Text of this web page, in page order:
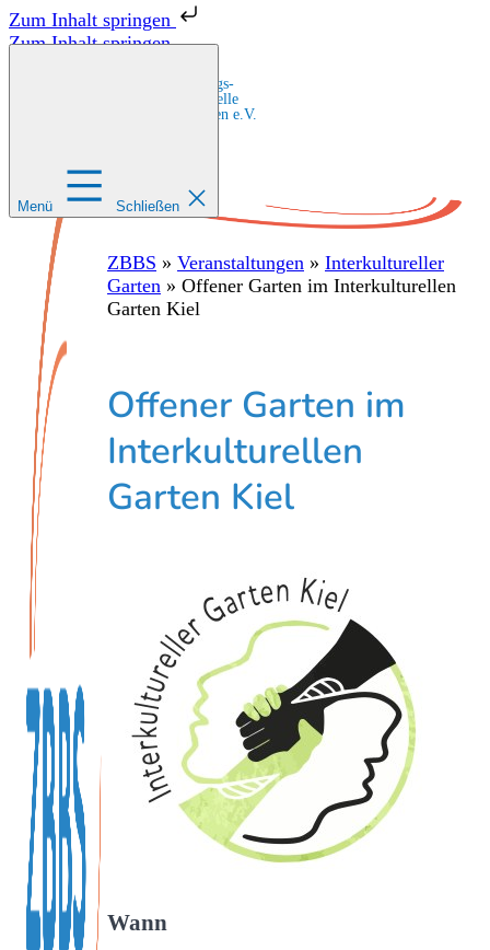
Zum Inhalt springen
Zum Inhalt springen
Zentrale Bildungs-
und Beratungsstelle
für Migrant:innen e.V.
Menü Schließen
ZBBS » Veranstaltungen » Interkultureller
Garten » Offener Garten im Interkulturellen
Garten Kiel
Offener Garten im
Interkulturellen
Garten Kiel
Wann